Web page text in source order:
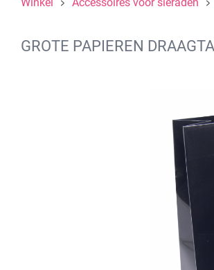
GROTE PAPIEREN